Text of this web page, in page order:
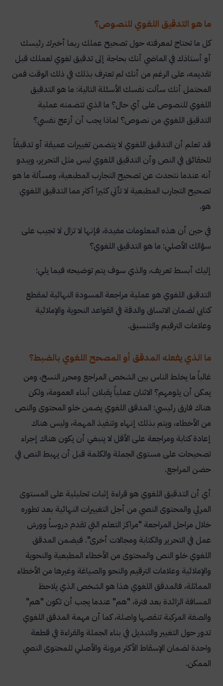
ما هو التدقيق اللغوي للنصوص؟
كل ما تحتاج لمعرفته حول تصحيح عملك ربما أخبرك رئيسك
أو أستاذك في الماضي أنك بحاجة إلى تدقيق لغوي لعملك قبل
تقديمه، على الرغم من أنك لم تعترف بذلك في ذلك الوقت فمن
المحتمل أنك سألت نفسك الأسئلة التالية: ما هو التدقيق
اللغوي للنصوص على أي حال؟ ما الذي تتضمنه عملية
التدقيق اللغوي من نصوص؟ لماذا يجب أن أزعج نفسي؟
قد تعلم أن التدقيق اللغوي لا يتضمن تغييرات عميقة أو تدقيقاً
للحقائق في النص وأن التدقيق اللغوي ليس مثل التحرير، ويبدو
أنه عندما نتحدث عن تصحيح التجارب المطبعية، ومسألة ما هو
تصحيح التجارب المطبعية لا تأتي كثيرا أكثر مما التدقيق اللغوي
هو.
في حين أن هذه المعلومات مفيدة، فإنها لا تزال لا تجيب على
سؤالك الأصلي: ما هو التدقيق اللغوي؟
إليك أبسط تعريف، والذي سوف يتم توضيحه فيما يلي:
التدقيق اللغوي هو عملية مراجعة المسودة النهائية لمقطع
كتابي لضمان الاتساق والدقة في القواعد النحوية والإملائية
وعلامات الترقيم والتنسيق.
ما الذي يفعله المدقق أو المصحح اللغوي بالضبط؟
غالباً ما يخلط الناس بين الشخص المراجع ومحرر النسخ، ومن
يمكن أن يلومهم؟ الاثنان عملياً يقبلان أبناء العمومة، ولكن
هناك فارق رئيسي: المدقق اللغوي يضمن خلو المحتوى والنص
من الأخطاء، ويتم بذلك إنهاء وتنفيذ المهمة، وليس هناك
إعادة كتابة ومراجعة على الأقل لا ينبغي أن يكون هناك إجراء
تصحيحات على مستوى الجملة والكلمة قبل أن يهبط النص في
حضن المراجع.
أي أن التدقيق اللغوي هو قراءة إثبات تحليلية على المستوى
المرئي والمحتوى النصي من أجل التغييرات النهائية بعد تطوره
خلال مراحل المراجعة "مراكز التعلم التي تقدم دروساً وورش
عمل في التحرير والكتابة ومجالات أخرى". فيضمن المدقق
اللغوي خلو النص والمحتوى من الأخطاء المطبعية والنحوية
والإملائية وعلامات الترقيم والنحو والصياغة وغيرها من الأخطاء
المماثلة، فالمدقق اللغوي هذا هو الشخص الذي يلاحظ
المسافة الزائدة بعد فترة، "هم" عندما يجب أن تكون "هم"
والصفة المركبة تنقصها واصلة، كما أن مهمة المدقق اللغوي
تدور حول التغيير والتبديل في بناء الجملة والقراءة في قطعة
واحدة لضمان الإسقاط الأكثر مرونة والأصلي للمحتوى النصي
الممكن.